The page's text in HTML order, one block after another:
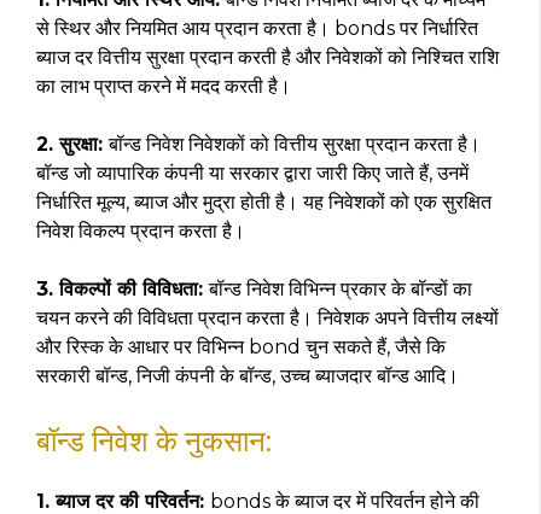
से स्थिर और नियमित आय प्रदान करता है। bonds पर निर्धारित
ब्याज दर वित्तीय सुरक्षा प्रदान करती है और निवेशकों को निश्चित राशि
का लाभ प्राप्त करने में मदद करती है।
2. सुरक्षा:बॉन्ड निवेश निवेशकों को वित्तीय सुरक्षा प्रदान करता है।
बॉन्ड जो व्यापारिक कंपनी या सरकार द्वारा जारी किए जाते हैं, उनमें
निर्धारित मूल्य, ब्याज और मुद्रा होती है। यह निवेशकों को एक सुरक्षित
निवेश विकल्प प्रदान करता है।
3. विकल्पों की विविधता:बॉन्ड निवेश विभिन्न प्रकार के बॉन्डों का
चयन करने की विविधता प्रदान करता है। निवेशक अपने वित्तीय लक्ष्यों
और रिस्क के आधार पर विभिन्न bond चुन सकते हैं, जैसे कि
सरकारी बॉन्ड, निजी कंपनी के बॉन्ड, उच्च ब्याजदार बॉन्ड आदि।
बॉन्ड निवेश के नुकसान:
1. ब्याज दर की परिवर्तन: bonds के ब्याज दर में परिवर्तन होने की